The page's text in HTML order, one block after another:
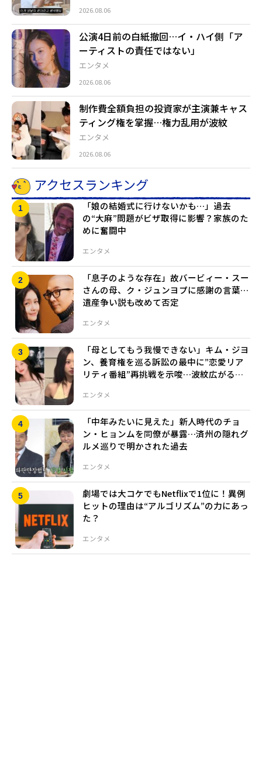
2026.08.06
エンタメ
公演4日前の白紙撤回…イ・ハイ側「ア
ーティストの責任ではない」
2026.08.06
エンタメ
制作費全額負担の投資家が主演兼キャス
ティング権を掌握…権力乱用が波紋
2026.08.06
アクセスランキング
エンタメ
「娘の結婚式に行けないかも…」過去
の“大麻”問題がビザ取得に影響？家族のた
めに奮闘中
エンタメ
「息子のような存在」故バービィー・スー
さんの母、ク・ジュンヨプに感謝の言葉…
遺産争い説も改めて否定
エンタメ
「母としてもう我慢できない」キム・ジヨ
ン、養育権を巡る訴訟の最中に”恋愛リア
リティ番組”再挑戦を示唆…波紋広がる発
エンタメ
「中年みたいに見えた」新人時代のチョ
ン・ヒョンムを同僚が暴露…済州の隠れグ
ルメ巡りで明かされた過去
エンタメ
劇場では大コケでもNetflixで1位に！異例
ヒットの理由は“アルゴリズム”の力にあっ
た？